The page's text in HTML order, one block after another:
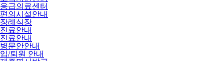
응급의료센터
편의시설안내
장례식장
진료안내
진료안내
병문안안내
입/퇴원 안내